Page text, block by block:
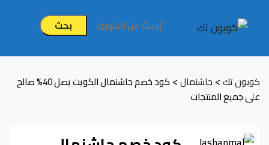
بحث
كوبون تك> جاشنمال>
كود خصم جاشنمال الكويت يصل 40% صالح
على جميع المنتجات